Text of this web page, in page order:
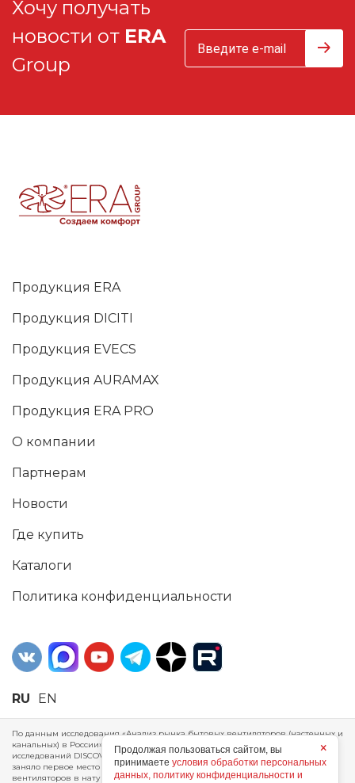
Хочу получать
новости от ERA
Group
Продукция ERA
Продукция DICITI
Продукция EVECS
Продукция AURAMAX
Продукция ERA PRO
О компании
Партнерам
Новости
Где купить
Каталоги
Политика конфиденциальности
RU EN
По данным исследования «Анализ рынка бытовых вентиляторов (настенных и
канальных) в России», проведенного Агентством маркетинговых
исследований DISCOVERY RESEARCH Group, 2025 г. ERA Group (ООО «ЭРА»)
заняло первое место по производству, объему продаж и экспорту бытовых
вентиляторов в натуральном и стоимостном выражении за 2024 год.
×
Продолжая пользоваться сайтом, вы
принимаете условия обработки персональных
данных, политику конфиденциальности и